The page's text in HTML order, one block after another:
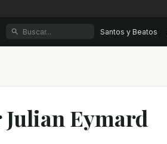
Santos y Beatos
Julian Eymard